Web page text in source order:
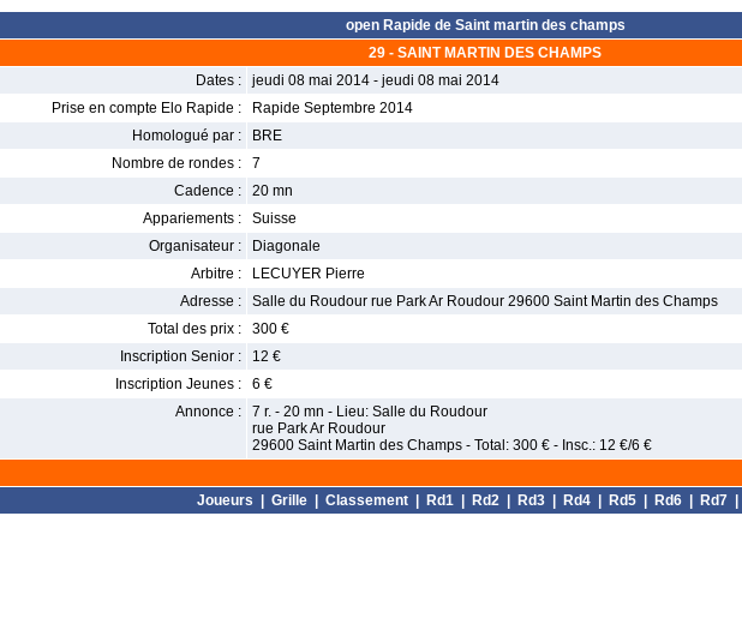
open Rapide de Saint martin des champs
29 - SAINT MARTIN DES CHAMPS
Dates :
jeudi 08 mai 2014 - jeudi 08 mai 2014
Prise en compte Elo Rapide :
Rapide Septembre 2014
Homologué par :
BRE
Nombre de rondes :
7
Cadence :
20 mn
Appariements :
Suisse
Organisateur :
Diagonale
Arbitre :
LECUYER Pierre
Adresse :
Salle du Roudour rue Park Ar Roudour 29600 Saint Martin des Champs
Total des prix :
300 €
Inscription Senior :
12 €
Inscription Jeunes :
6 €
Annonce :
7 r. - 20 mn - Lieu: Salle du Roudour
rue Park Ar Roudour
29600 Saint Martin des Champs - Total: 300 € - Insc.: 12 €/6 €
Joueurs Grille| Classement| Rd1| Rd2| Rd3| Rd4| Rd5| Rd6| Rd7|